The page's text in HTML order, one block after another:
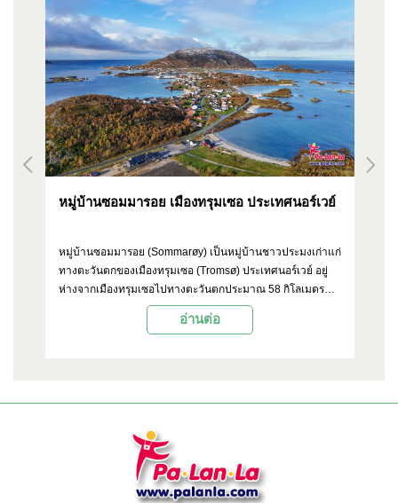
หมู่บ้านซอมมารอย เมืองทรุมเซอ ประเทศนอร์เวย์
หมู่บ้านซอมมารอย (Sommarøy) เป็นหมู่บ้านชาวประมงเก่าแก่
ทางตะวันตกของเมืองทรุมเซอ (Tromsø) ประเทศนอร์เวย์ อยู่
ห่างจากเมืองทรุมเซอไปทางตะวันตกประมาณ 58 กิโลเมตร
เป็นสถานที่ท่องเที่ยวยอดนิยมเนื่องจากมีหาดทรายขาวและ
อ่านต่อ